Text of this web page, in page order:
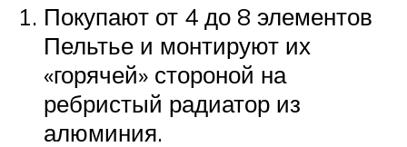
Покупают от 4 до 8 элементов
Пельтье и монтируют их
«горячей» стороной на
ребристый радиатор из
алюминия.